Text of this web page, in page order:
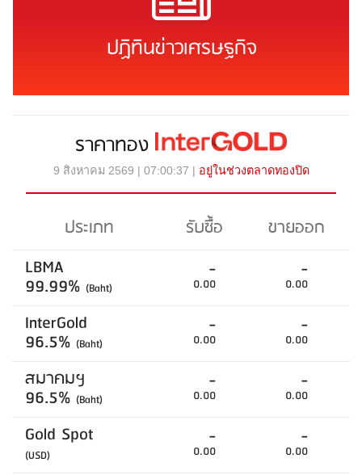
ปฏิทินข่าวเศรษฐกิจ
ราคาทอง
9 สิงหาคม 2569 | 07:00:37 | อยู่ในช่วงตลาดทองปิด
ประเภท รับซื้อ
ขายออก
LBMA
99.99% (Baht)
-
0.00
-
0.00
InterGold
96.5% (Baht)
-
0.00
-
0.00
สมาคมฯ
96.5% (Baht)
-
0.00
-
0.00
Gold Spot
(USD)
-
0.00
-
0.00